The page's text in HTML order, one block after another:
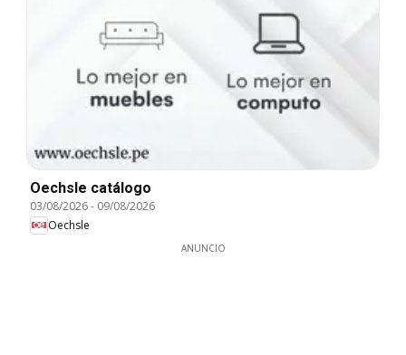
Oechsle catálogo
03/08/2026- 09/08/2026
Oechsle
ANUNCIO